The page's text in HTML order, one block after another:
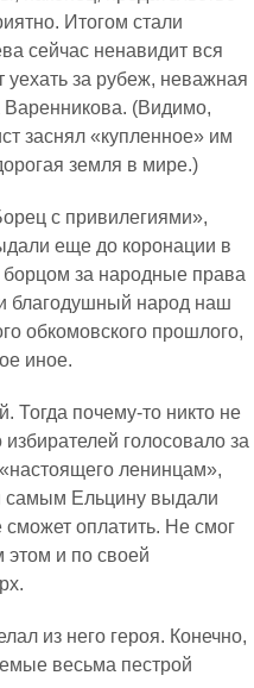
Итогом стали
сейчас ненавидит вся
за рубеж, неважная
Варенникова. (Видимо,
заснял «купленное» им
земля в мире.)
с привилегиями»,
еще до коронации в
борцом за народные права
благодушный народ наш
обкомовского прошлого,
иное.
почему‑то никто не
голосовало за
ленинцам»,
самым Ельцину выдали
сможет оплатить. Не смог
этом и по своей
из него героя. Конечно,
весьма пестрой